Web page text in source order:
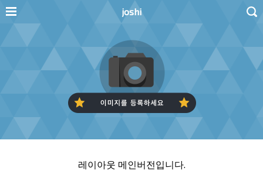
joshi
레이아웃 메인버전입니다.